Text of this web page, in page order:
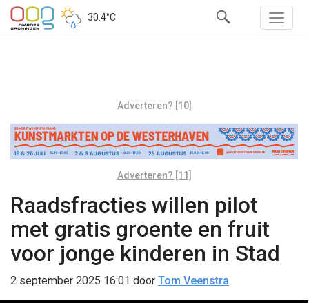
30.4°C
Adverteren? [10]
Adverteren? [11]
Raadsfracties willen pilot
met gratis groente en fruit
voor jonge kinderen in Stad
2 september 2025 16:01 door Tom Veenstra